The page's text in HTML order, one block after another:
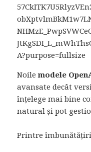
Noilemodele
avansate decât
înțelege mai bine
natural și pot
Printre